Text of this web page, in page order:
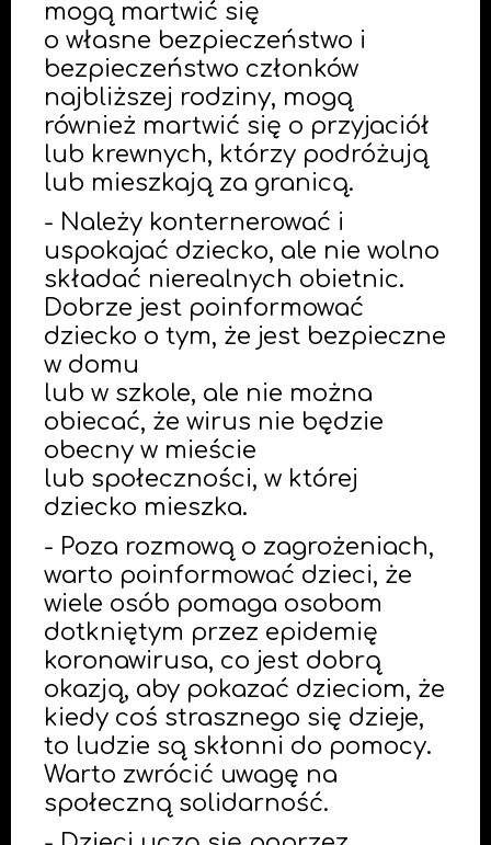
mogą martwić się
o własne bezpieczeństwo i
bezpieczeństwo członków
najbliższej rodziny, mogą
również martwić się o przyjaciół
lub krewnych, którzy podróżują
lub mieszkają za granicą.
- Należy konternerować i
uspokajać dziecko, ale nie wolno
składać nierealnych obietnic.
Dobrze jest poinformować
dziecko o tym, że jest bezpieczne
w domu
lub w szkole, ale nie można
obiecać, że wirus nie będzie
obecny w mieście
lub społeczności, w której
dziecko mieszka.
- Poza rozmową o zagrożeniach,
warto poinformować dzieci, że
wiele osób pomaga osobom
dotkniętym przez epidemię
koronawirusa, co jest dobrą
okazją, aby pokazać dzieciom, że
kiedy coś strasznego się dzieje,
to ludzie są skłonni do pomocy.
Warto zwrócić uwagę na
społeczną solidarność.